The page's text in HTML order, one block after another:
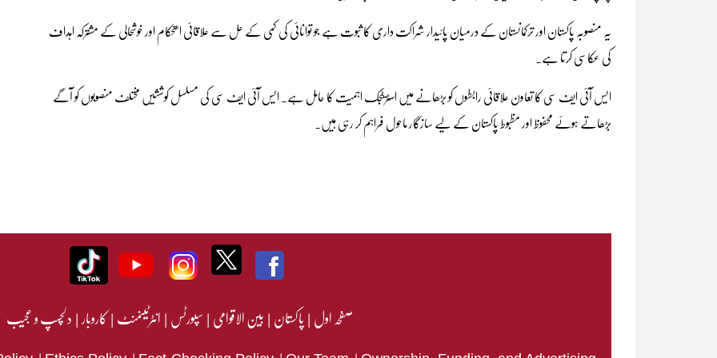
یہ منصوبہ پاکستان اور ترکمانستان کے درمیان پائیدار شراکت داری کا ثبوت ہے جو توانائی کی کمی کے حل سے علاقائی استحکام اور خوشحالی کے مشترکہ اہداف
کی عکاسی کرتا ہے۔
ایس آئی ایف سی کا تعاون علاقائی رابطوں کو بڑھانے میں اسٹریٹجک اہمیت کا حامل ہے۔ ایس آئی ایف سی کی مسلسل کوششیں مختلف منصوبوں کو آگے
بڑھاتے ہوئے محفوظ اور مظبوط پاکستان کے لیے سازگار ماحول فراہم کر رہی ہیں۔
صفحہ اول|پاکستان|بین الاقوامی|سپورٹس|انٹرٹینمنٹ|کاروبار|دلچسپ و عجیب